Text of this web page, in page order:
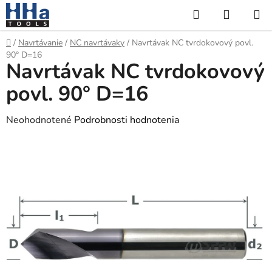
Prejsť
na
obsah
Hľadať
KOŠÍK
Domov
/ Navrtávanie / NC navrtávaky / Navrtávak NC tvrdokovový povl.
90° D=16
Navrtávak NC tvrdokovový
povl. 90° D=16
Priemerné
hviezdičiek.
Neohodnotené Podrobnosti hodnotenia